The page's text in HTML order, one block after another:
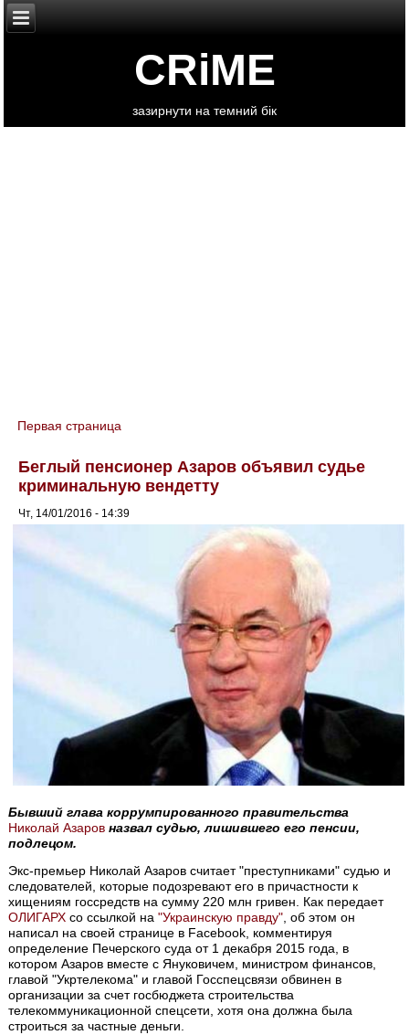
CRiME
зазирнути на темний бік
You are here
Первая страница
Беглый пенсионер Азаров объявил судье
криминальную вендетту
Чт, 14/01/2016 - 14:39
Бывший глава коррумпированного правительства
Николай Азаров назвал судью, лишившего его пенсии,
подлецом.
Экс-премьер Николай Азаров считает "преступниками" судью и
следователей, которые подозревают его в причастности к
хищениям госсредств на сумму 220 млн гривен. Как передает
ОЛИГАРХ со ссылкой на"Украинскую правду" , об этом он
написал на своей странице в Facebook, комментируя
определение Печерского суда от 1 декабря 2015 года, в
котором Азаров вместе с Януковичем, министром финансов,
главой "Укртелекома" и главой Госспецсвязи обвинен в
организации за счет госбюджета строительства
телекоммуникационной спецсети, хотя она должна была
строиться за частные деньги.